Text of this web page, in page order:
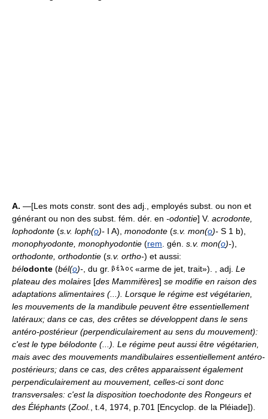
A. —[Les mots constr. sont des adj., employés subst. ou non et
générant ou non des subst. fém. dér. en -odontie] V. acrodonte,
lophodonte (s.v. loph(o)- I A), monodonte (s.v. mon(o)- S 1 b),
monophyodonte, monophyodontie (rem . gén. s.v. mon(o)-),
orthodonte, orthodontie (s.v. ortho-) et aussi:
bélodonte (bél(o)- , du gr. «arme de jet, trait»). , adj. Le
plateau des molaires [des Mammifères] se modifie en raison des
adaptations alimentaires (...). Lorsque le régime est végétarien,
les mouvements de la mandibule peuvent être essentiellement
latéraux; dans ce cas, des crêtes se développent dans le sens
antéro-postérieur (perpendiculairement au sens du mouvement):
c'est le type bélodonte (...). Le régime peut aussi être végétarien,
mais avec des mouvements mandibulaires essentiellement antéro-
postérieurs; dans ce cas, des crêtes apparaissent également
perpendiculairement au mouvement, celles-ci sont donc
transversales: c'est la disposition toechodonte des Rongeurs et
des Éléphants (Zool. , t.4, 1974, p.701 [Encyclop. de la Pléiade]).